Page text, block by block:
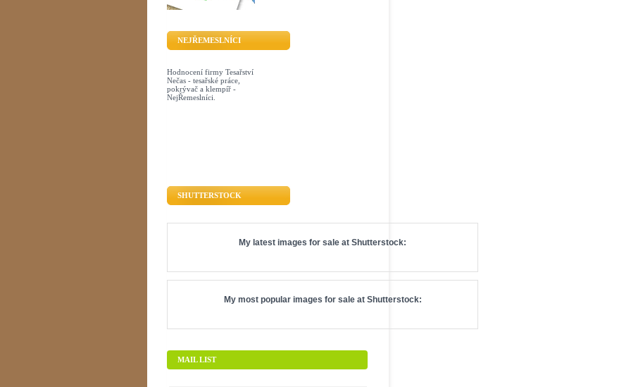
NEJŘEMESLNÍCI
Hodnocení firmy Tesařství
Nečas - tesařské práce,
pokrývač a klempíř -
NejŘemeslníci.
SHUTTERSTOCK
My latest images for sale at Shutterstock:
My most popular images for sale at Shutterstock:
MAIL LIST